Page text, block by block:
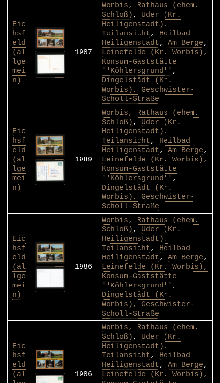
Eic
hsf
eld
(al
lge
mei
n)
1987
Worbis, Rathaus (ehem.
Schloß) , Uder (Kr.
Heiligenstadt),
Teilansicht, Heilbad
Heiligenstadt, Am Berge,
Leinefelde (Kr. Worbis),
Konsum-Gaststätte
''Köhlersgrund'' ,
Dingelstädt (Kr.
Worbis), Geschwister-
Scholl-Straße
Eic
hsf
eld
(al
lge
mei
n)
1989
Worbis, Rathaus (ehem.
Schloß) , Uder (Kr.
Heiligenstadt),
Teilansicht, Heilbad
Heiligenstadt, Am Berge,
Leinefelde (Kr. Worbis),
Konsum-Gaststätte
''Köhlersgrund'' ,
Dingelstädt (Kr.
Worbis), Geschwister-
Scholl-Straße
Eic
hsf
eld
(al
lge
mei
n)
1986
Worbis, Rathaus (ehem.
Schloß) , Uder (Kr.
Heiligenstadt),
Teilansicht, Heilbad
Heiligenstadt, Am Berge,
Leinefelde (Kr. Worbis),
Konsum-Gaststätte
''Köhlersgrund'' ,
Dingelstädt (Kr.
Worbis), Geschwister-
Scholl-Straße
Eic
hsf
eld
(al
1986
Worbis, Rathaus (ehem.
Schloß) , Uder (Kr.
Heiligenstadt),
Teilansicht, Heilbad
Heiligenstadt, Am Berge,
Leinefelde (Kr. Worbis),